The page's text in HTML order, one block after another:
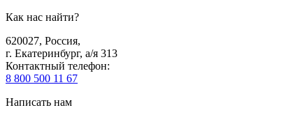
Как нас найти?
620027, Россия,
г. Екатеринбург, а/я 313
Контактный телефон:
8 800 500 11 67
Написать нам